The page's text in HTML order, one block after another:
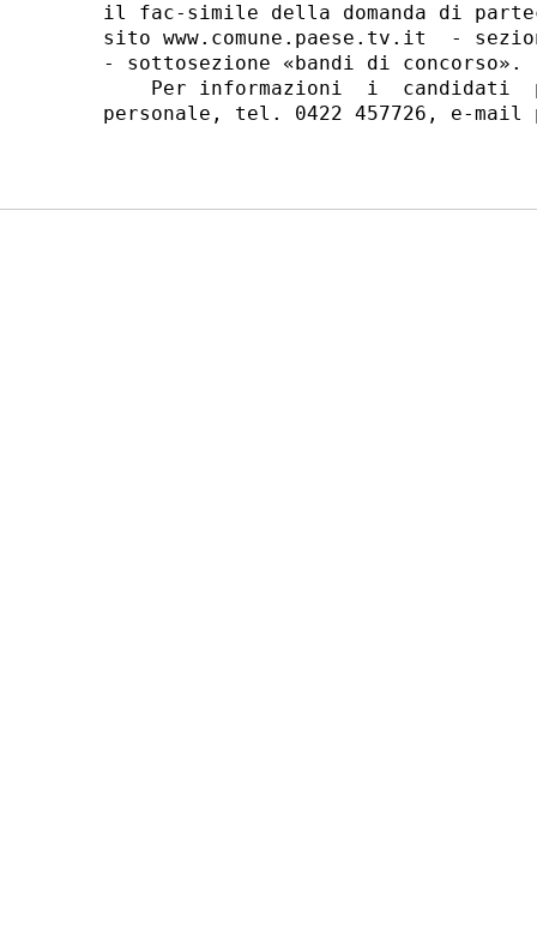
il fac-simile della domanda di
sito www.comune.paese.tv.it  -
- sottosezione «bandi di concorso».
Per informazioni  i  candidati
personale, tel. 0422 457726, e-mail